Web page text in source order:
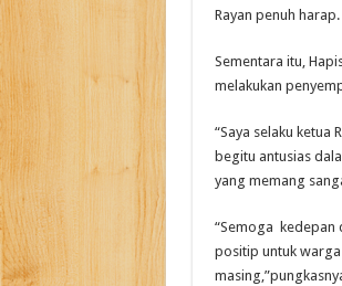
Rayan penuh harap.
Sementara itu,
melakukan
“Saya selaku ketua
begitu antusias
yang memang
“Semoga kedepan
positip untuk